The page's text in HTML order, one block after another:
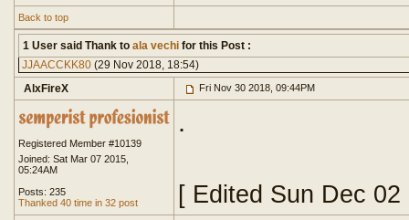
Back to top
1 User said Thank to ala vechi for this Post :
JJAACCKK80 (29 Nov 2018, 18:54)
AlxFireX
Fri Nov 30 2018, 09:44PM
Registered Member #10139
Joined: Sat Mar 07 2015,
05:24AM
Posts: 235
Thanked 40 time in 32 post
.
[ Edited Sun Dec